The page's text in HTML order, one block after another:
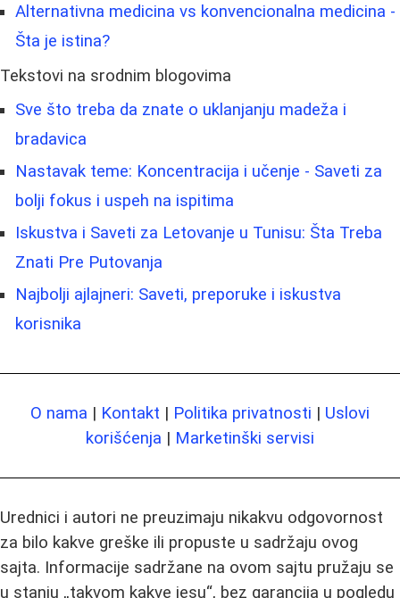
Alternativna medicina vs konvencionalna medicina -
Šta je istina?
Tekstovi na srodnim blogovima
Sve što treba da znate o uklanjanju madeža i
bradavica
Nastavak teme: Koncentracija i učenje - Saveti za
bolji fokus i uspeh na ispitima
Iskustva i Saveti za Letovanje u Tunisu: Šta Treba
Znati Pre Putovanja
Najbolji ajlajneri: Saveti, preporuke i iskustva
korisnika
O nama | Kontakt | Politika privatnosti | Uslovi
korišćenja | Marketinški servisi
Urednici i autori ne preuzimaju nikakvu odgovornost
za bilo kakve greške ili propuste u sadržaju ovog
sajta. Informacije sadržane na ovom sajtu pružaju se
u stanju „takvom kakve jesu“, bez garancija u pogledu